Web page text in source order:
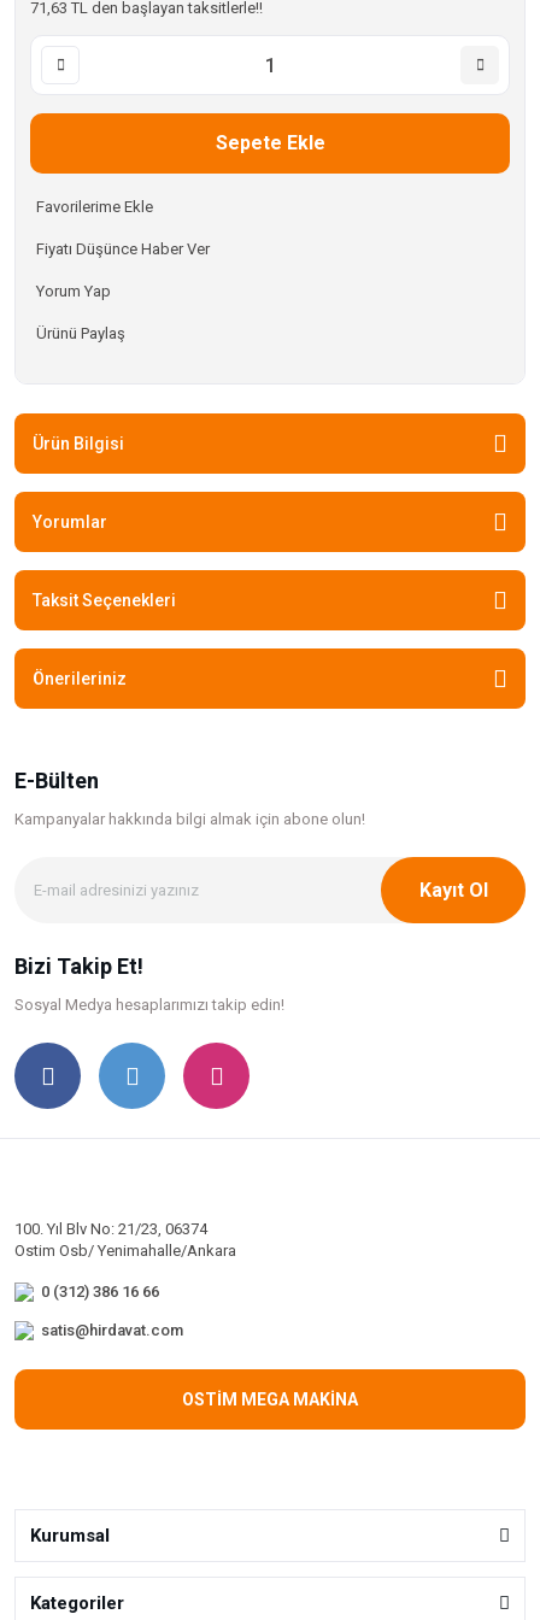
71,63 TL den başlayan taksitlerle!!
Sepete Ekle
Fiyatı Düşünce Haber Ver
Yorum Yap
Ürünü Paylaş
Ürün Bilgisi
Yorumlar
Taksit Seçenekleri
Önerileriniz
E-Bülten
Kampanyalar hakkında bilgi almak için abone olun!
Kayıt Ol
Bizi Takip Et!
Sosyal Medya hesaplarımızı takip edin!
100. Yıl Blv No: 21/23, 06374
Ostim Osb/ Yenimahalle/Ankara
0 (312) 386 16 66
satis@hirdavat.com
OSTİM MEGA MAKİNA
Kurumsal
Kategoriler